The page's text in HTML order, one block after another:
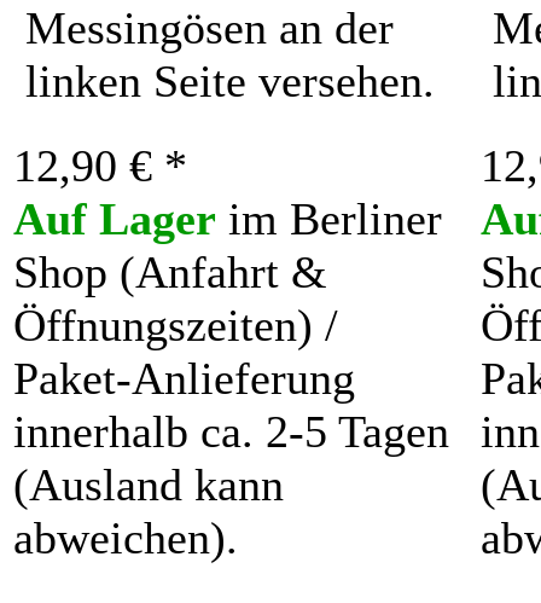
Messingösen an der
linken Seite versehen.
12,90 € *
Auf Lager im Berliner
Shop (Anfahrt &
Öffnungszeiten) /
Paket-Anlieferung
innerhalb ca. 2-5 Tagen
(Ausland kann
abweichen).